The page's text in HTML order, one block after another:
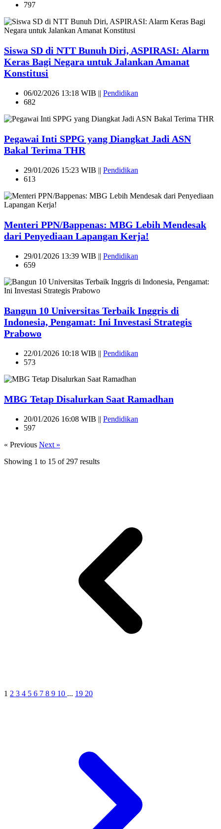
797
Siswa SD di NTT Bunuh Diri, ASPIRASI: Alarm
Keras Bagi Negara untuk Jalankan Amanat
Konstitusi
06/02/2026 13:18 WIB || Pendidikan
682
Pegawai Inti SPPG yang Diangkat Jadi ASN
Bakal Terima THR
29/01/2026 15:23 WIB || Pendidikan
613
Menteri PPN/Bappenas: MBG Lebih Mendesak
dari Penyediaan Lapangan Kerja!
29/01/2026 13:39 WIB || Pendidikan
659
Bangun 10 Universitas Terbaik Inggris di
Indonesia, Pengamat: Ini Investasi Strategis
Prabowo
22/01/2026 10:18 WIB || Pendidikan
573
MBG Tetap Disalurkan Saat Ramadhan
20/01/2026 16:08 WIB || Pendidikan
597
« Previous Next »
Showing 1 to 15 of 297 results
1 2 3 4 5 6 7 8 9 10 ... 19 20